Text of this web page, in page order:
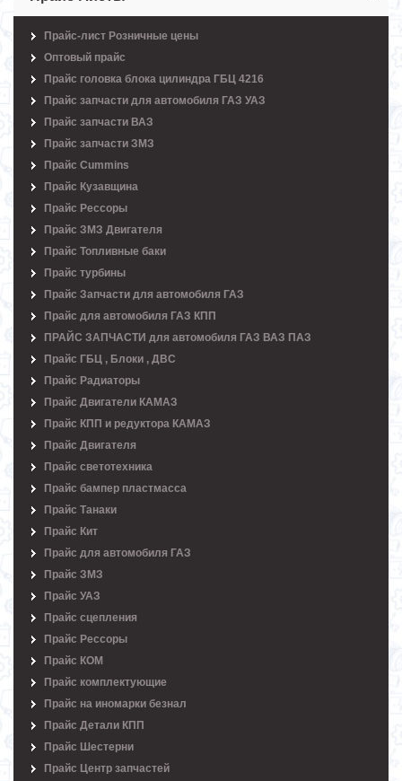
Прайс-лист Розничные цены
Оптовый прайс
Прайс головка блока цилиндра ГБЦ 4216
Прайс запчасти для автомобиля ГАЗ УАЗ
Прайс запчасти ВАЗ
Прайс запчасти ЗМЗ
Прайс Cummins
Прайс Кузавщина
Прайс Рессоры
Прайс ЗМЗ Двигателя
Прайс Топливные баки
Прайс турбины
Прайс Запчасти для автомобиля ГАЗ
Прайс для автомобиля ГАЗ КПП
ПРАЙС ЗАПЧАСТИ для автомобиля ГАЗ ВАЗ ПАЗ
Прайс ГБЦ , Блоки , ДВС
Прайс Радиаторы
Прайс Двигатели КАМАЗ
Прайс КПП и редуктора КАМАЗ
Прайс Двигателя
Прайс светотехника
Прайс бампер пластмасса
Прайс Танаки
Прайс Кит
Прайс для автомобиля ГАЗ
Прайс ЗМЗ
Прайс УАЗ
Прайс сцепления
Прайс Рессоры
Прайс КОМ
Прайс комплектующие
Прайс на иномарки безнал
Прайс Детали КПП
Прайс Шестерни
Прайс Центр запчастей